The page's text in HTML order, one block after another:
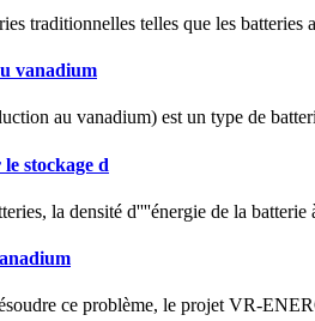
traditionnelles telles que les
vanadium
au vanadium) est un type de
stockage d
la densité d''''énergie de la
ce problème, le projet VR-